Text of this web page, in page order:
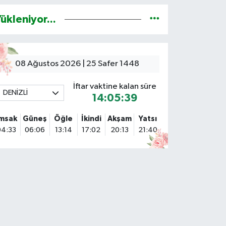
08 Ağustos 2026 | 25 Safer 1448
DENİZLİ
İftar vaktine kalan süre
14:05:38
Güneş
06:06
Öğle
13:14
İkindi
17:02
Akşam
20:13
Yatsı
21:40